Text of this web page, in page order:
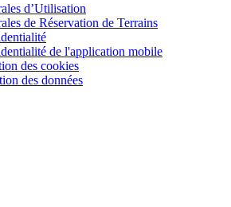
d’Utilisation
de Réservation de Terrains
de l'application mobile
des cookies
des données